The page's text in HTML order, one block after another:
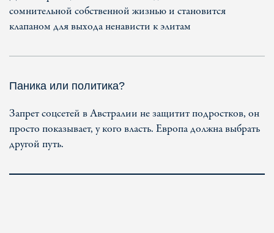
сомнительной собственной жизнью и становится
клапаном для выхода ненависти к элитам
Паника или политика?
Запрет соцсетей в Австралии не защитит подростков, он
просто показывает, у кого власть. Европа должна выбрать
другой путь.